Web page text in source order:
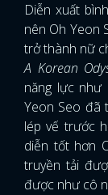
Diễn xuất
nên Oh Yeon
trở thành nữ
A Korean
năng lực như
Yeon Seo đã
lép vế trước
diễn tốt hơn
truyền tải
được như cô